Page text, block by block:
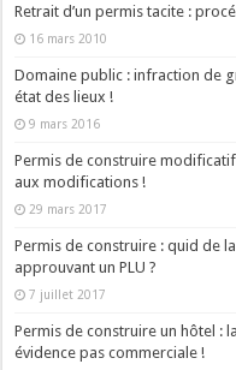
Retrait d’un permis tacite :
16 mars 2010
Domaine public : infraction de
état des lieux !
9 mars 2016
Permis de construire
aux modifications !
29 mars 2017
Permis de construire : quid de
approuvant un PLU ?
7 juillet 2017
Permis de construire un hôtel :
évidence pas commerciale !